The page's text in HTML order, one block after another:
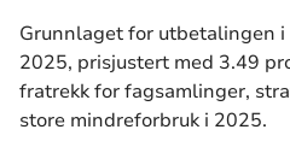
Grunnlaget for utbetalingen
2025, prisjustert med 3.49
fratrekk for fagsamlinger,
store mindreforbruk i 2025.